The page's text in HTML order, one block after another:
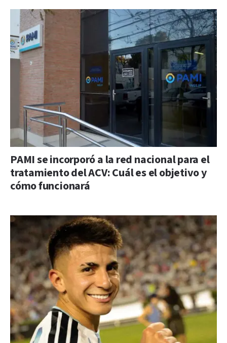
PAMI se incorporó a la red nacional para el
tratamiento del ACV: Cuál es el objetivo y
cómo funcionará